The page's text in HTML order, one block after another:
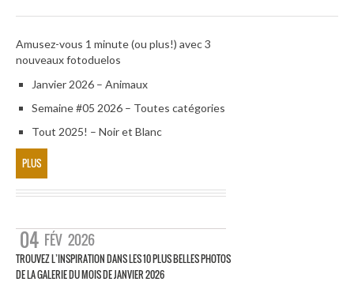
Amusez-vous 1 minute (ou plus!) avec 3
nouveaux fotoduelos
Janvier 2026 – Animaux
Semaine #05 2026 – Toutes catégories
Tout 2025! – Noir et Blanc
PLUS
04 FÉV 2026
TROUVEZ L’INSPIRATION DANS LES 10 PLUS BELLES PHOTOS
DE LA GALERIE DU MOIS DE JANVIER 2026